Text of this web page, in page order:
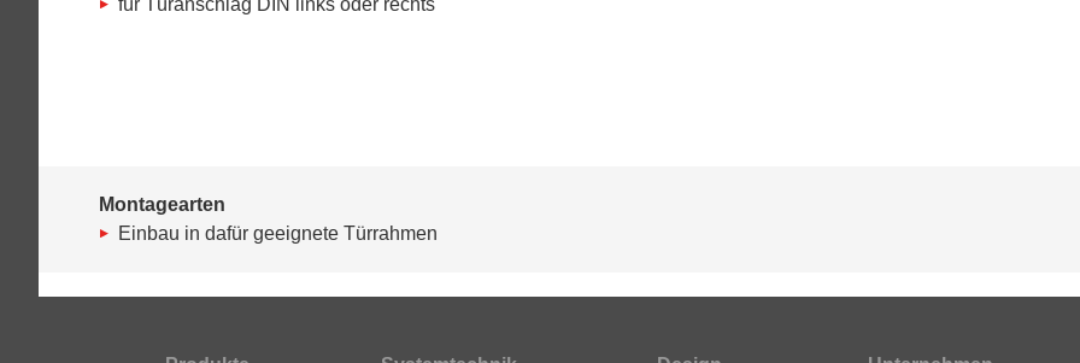
für Türanschlag DIN links oder rechts
Montagearten
Einbau in dafür geeignete Türrahmen